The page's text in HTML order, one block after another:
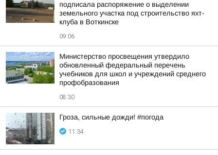
подписала распоряжение о выделении
земельного участка под строительство яхт-
клуба в Воткинске
09:06
Министерство просвещения утвердило
обновленный федеральный перечень
учебников для школ и учреждений среднего
профобразования
08:30
Гроза, сильные дожди! #погода
11:34